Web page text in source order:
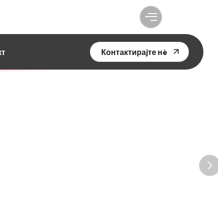
Контактирајте нè